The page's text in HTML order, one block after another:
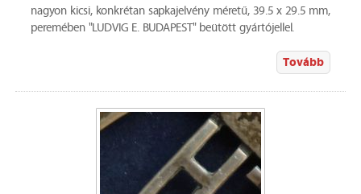
nagyon kicsi, konkrétan sapkajelvény méretű, 39.5 x 29.5 mm,
peremében "LUDVIG E. BUDAPEST" beütött gyártójellel.
Tovább